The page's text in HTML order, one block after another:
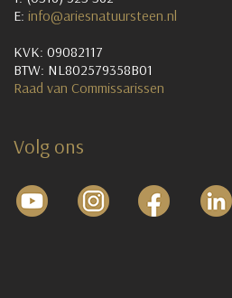
E: info@ariesnatuursteen.nl
KVK: 09082117
BTW: NL802579358B01
Raad van Commissarissen
Volg ons